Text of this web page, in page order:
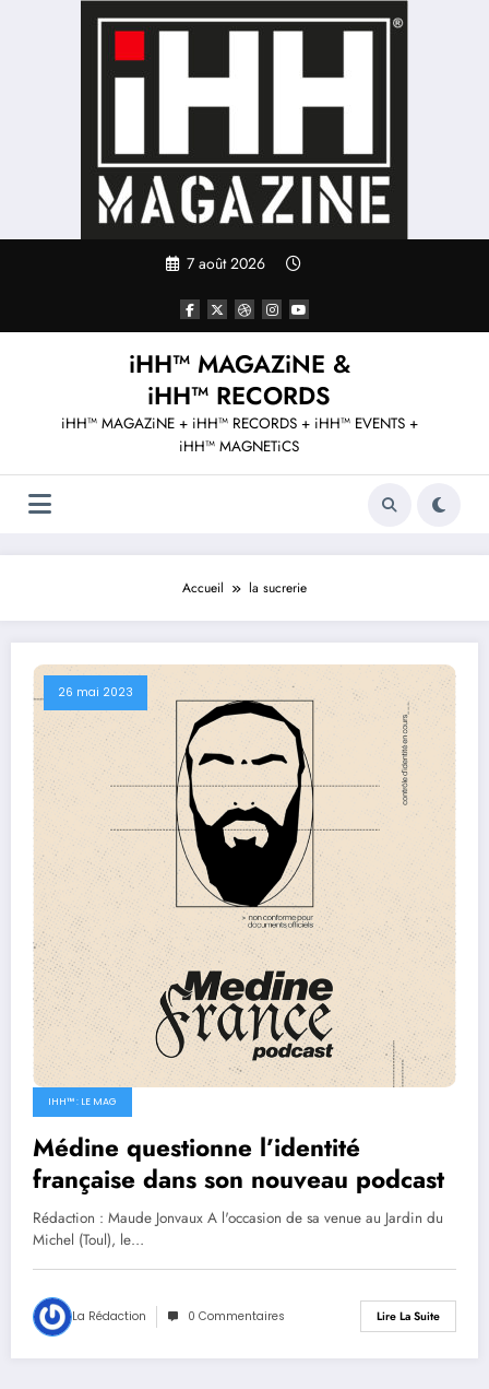
7 août 2026
iHH™ MAGAZiNE &
iHH™ RECORDS
iHH™ MAGAZiNE + iHH™ RECORDS + iHH™ EVENTS +
iHH™ MAGNETiCS
Accueil la sucrerie
26 mai 2023
IHH™ : LE MAG
Médine questionne l’identité
française dans son nouveau podcast
Rédaction : Maude Jonvaux A l'occasion de sa venue au Jardin du
Michel (Toul), le…
La Rédaction 0 Commentaires Lire La Suite